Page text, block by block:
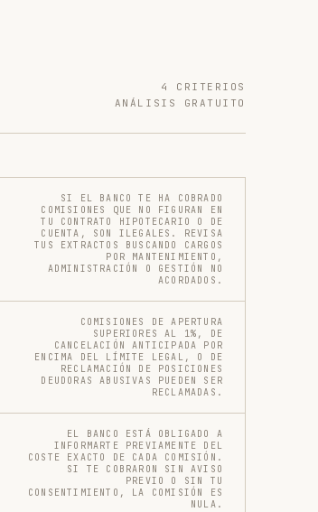
4 CRITERIOS
ANÁLISIS GRATUITO
SI EL BANCO TE HA COBRADO
COMISIONES QUE NO FIGURAN EN
TU CONTRATO HIPOTECARIO O DE
CUENTA, SON ILEGALES. REVISA
TUS EXTRACTOS BUSCANDO CARGOS
POR MANTENIMIENTO,
ADMINISTRACIÓN O GESTIÓN NO
ACORDADOS.
COMISIONES DE APERTURA
SUPERIORES AL 1%, DE
CANCELACIÓN ANTICIPADA POR
ENCIMA DEL LÍMITE LEGAL, O DE
RECLAMACIÓN DE POSICIONES
DEUDORAS ABUSIVAS PUEDEN SER
RECLAMADAS.
EL BANCO ESTÁ OBLIGADO A
INFORMARTE PREVIAMENTE DEL
COSTE EXACTO DE CADA COMISIÓN.
SI TE COBRARON SIN AVISO
PREVIO O SIN TU
CONSENTIMIENTO, LA COMISIÓN ES
NULA.